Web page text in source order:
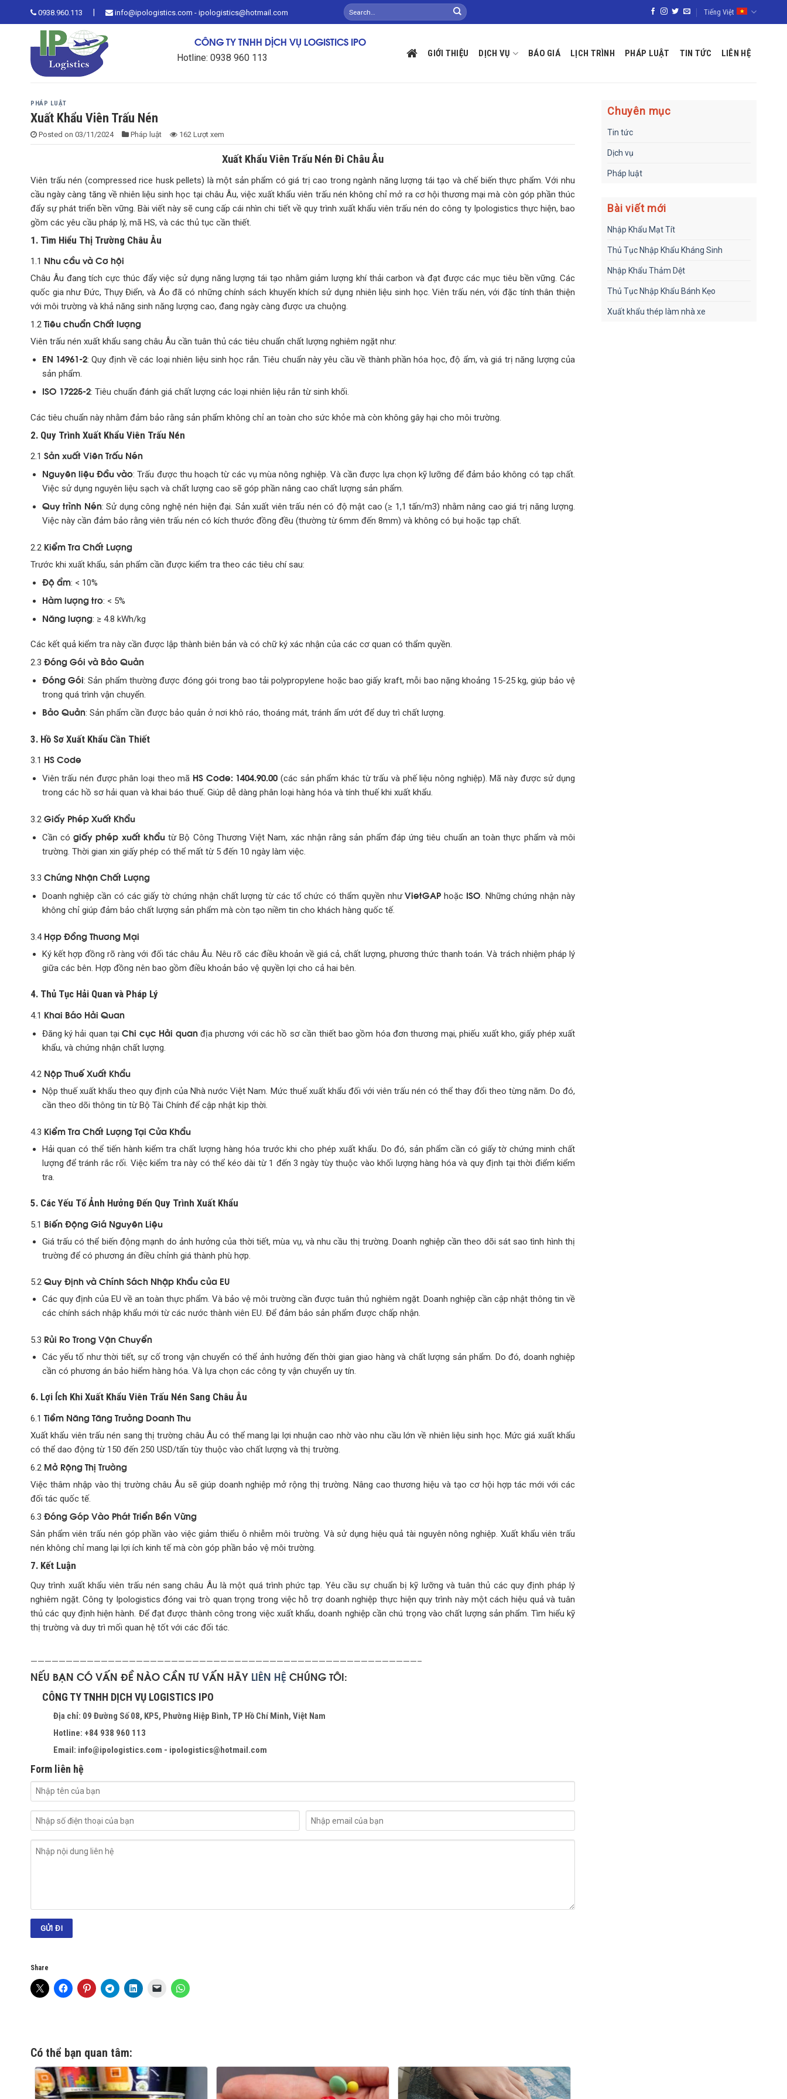
to
0938.960.113 | info@ipologistics.com - ipologistics@hotmail.com Tiếng Việt
CÔNG TY TNHH DỊCH VỤ LOGISTICS IPO
Hotline: 0938 960 113 GIỚI THIỆU DỊCH VỤ BÁO GIÁ LỊCH TRÌNH PHÁP LUẬT TIN TỨC LIÊN HỆ
PHÁP LUẬT
Xuất Khẩu Viên Trấu Nén
Posted on 03/11/2024 Pháp luật 162 Lượt xem
Xuất Khẩu Viên Trấu Nén Đi Châu Âu
Viên trấu nén (compressed rice husk pellets) là một sản phẩm có giá trị cao trong ngành năng lượng tái tạo và chế biến thực phẩm. Với nhu
cầu ngày càng tăng về nhiên liệu sinh học tại châu Âu, việc xuất khẩu viên trấu nén không chỉ mở ra cơ hội thương mại mà còn góp phần thúc
đẩy sự phát triển bền vững. Bài viết này sẽ cung cấp cái nhìn chi tiết về quy trình xuất khẩu viên trấu nén do công ty Ipologistics thực hiện, bao
gồm các yêu cầu pháp lý, mã HS, và các thủ tục cần thiết.
1. Tìm Hiểu Thị Trường Châu Âu
1.1 Nhu cầu và Cơ hội
Châu Âu đang tích cực thúc đẩy việc sử dụng năng lượng tái tạo nhằm giảm lượng khí thải carbon và đạt được các mục tiêu bền vững. Các
quốc gia như Đức, Thụy Điển, và Áo đã có những chính sách khuyến khích sử dụng nhiên liệu sinh học. Viên trấu nén, với đặc tính thân thiện
với môi trường và khả năng sinh năng lượng cao, đang ngày càng được ưa chuộng.
1.2 Tiêu chuẩn Chất lượng
Viên trấu nén xuất khẩu sang châu Âu cần tuân thủ các tiêu chuẩn chất lượng nghiêm ngặt như:
EN 14961-2: Quy định về các loại nhiên liệu sinh học rắn. Tiêu chuẩn này yêu cầu về thành phần hóa học, độ ẩm, và giá trị năng lượng của
sản phẩm.
ISO 17225-2: Tiêu chuẩn đánh giá chất lượng các loại nhiên liệu rắn từ sinh khối.
Các tiêu chuẩn này nhằm đảm bảo rằng sản phẩm không chỉ an toàn cho sức khỏe mà còn không gây hại cho môi trường.
2. Quy Trình Xuất Khẩu Viên Trấu Nén
2.1 Sản xuất Viên Trấu Nén
Nguyên liệu Đầu vào: Trấu được thu hoạch từ các vụ mùa nông nghiệp. Và cần được lựa chọn kỹ lưỡng để đảm bảo không có tạp chất.
Việc sử dụng nguyên liệu sạch và chất lượng cao sẽ góp phần nâng cao chất lượng sản phẩm.
Quy trình Nén: Sử dụng công nghệ nén hiện đại. Sản xuất viên trấu nén có độ mật cao (≥ 1,1 tấn/m3) nhằm nâng cao giá trị năng lượng.
Việc này cần đảm bảo rằng viên trấu nén có kích thước đồng đều (thường từ 6mm đến 8mm) và không có bụi hoặc tạp chất.
2.2 Kiểm Tra Chất Lượng
Trước khi xuất khẩu, sản phẩm cần được kiểm tra theo các tiêu chí sau:
Độ ẩm: < 10%
Hàm lượng tro: < 5%
Năng lượng: ≥ 4.8 kWh/kg
Các kết quả kiểm tra này cần được lập thành biên bản và có chữ ký xác nhận của các cơ quan có thẩm quyền.
2.3 Đóng Gói và Bảo Quản
Đóng Gói: Sản phẩm thường được đóng gói trong bao tải polypropylene hoặc bao giấy kraft, mỗi bao nặng khoảng 15-25 kg, giúp bảo vệ
trong quá trình vận chuyển.
Bảo Quản: Sản phẩm cần được bảo quản ở nơi khô ráo, thoáng mát, tránh ẩm ướt để duy trì chất lượng.
3. Hồ Sơ Xuất Khẩu Cần Thiết
3.1 HS Code
Viên trấu nén được phân loại theo mã HS Code: 1404.90.00 (các sản phẩm khác từ trấu và phế liệu nông nghiệp). Mã này được sử dụng
trong các hồ sơ hải quan và khai báo thuế. Giúp dễ dàng phân loại hàng hóa và tính thuế khi xuất khẩu.
3.2 Giấy Phép Xuất Khẩu
Cần có giấy phép xuất khẩutừ Bộ Công Thương Việt Nam, xác nhận rằng sản phẩm đáp ứng tiêu chuẩn an toàn thực phẩm và môi
trường. Thời gian xin giấy phép có thể mất từ 5 đến 10 ngày làm việc.
3.3 Chứng Nhận Chất Lượng
Doanh nghiệp cần có các giấy tờ chứng nhận chất lượng từ các tổ chức có thẩm quyền nhưVietGAP hoặc ISO. Những chứng nhận này
không chỉ giúp đảm bảo chất lượng sản phẩm mà còn tạo niềm tin cho khách hàng quốc tế.
3.4 Hợp Đồng Thương Mại
Ký kết hợp đồng rõ ràng với đối tác châu Âu. Nêu rõ các điều khoản về giá cả, chất lượng, phương thức thanh toán. Và trách nhiệm pháp lý
giữa các bên. Hợp đồng nên bao gồm điều khoản bảo vệ quyền lợi cho cả hai bên.
4. Thủ Tục Hải Quan và Pháp Lý
4.1 Khai Báo Hải Quan
Đăng ký hải quan tạiChi cục Hải quanđịa phương với các hồ sơ cần thiết bao gồm hóa đơn thương mại, phiếu xuất kho, giấy phép xuất
khẩu, và chứng nhận chất lượng.
4.2 Nộp Thuế Xuất Khẩu
Nộp thuế xuất khẩu theo quy định của Nhà nước Việt Nam. Mức thuế xuất khẩu đối với viên trấu nén có thể thay đổi theo từng năm. Do đó,
cần theo dõi thông tin từ Bộ Tài Chính để cập nhật kịp thời.
4.3 Kiểm Tra Chất Lượng Tại Cửa Khẩu
Hải quan có thể tiến hành kiểm tra chất lượng hàng hóa trước khi cho phép xuất khẩu. Do đó, sản phẩm cần có giấy tờ chứng minh chất
lượng để tránh rắc rối. Việc kiểm tra này có thể kéo dài từ 1 đến 3 ngày tùy thuộc vào khối lượng hàng hóa và quy định tại thời điểm kiểm
tra.
5. Các Yếu Tố Ảnh Hưởng Đến Quy Trình Xuất Khẩu
5.1 Biến Động Giá Nguyên Liệu
Giá trấu có thể biến động mạnh do ảnh hưởng của thời tiết, mùa vụ, và nhu cầu thị trường. Doanh nghiệp cần theo dõi sát sao tình hình thị
trường để có phương án điều chỉnh giá thành phù hợp.
5.2 Quy Định và Chính Sách Nhập Khẩu của EU
Các quy định của EU về an toàn thực phẩm. Và bảo vệ môi trường cần được tuân thủ nghiêm ngặt. Doanh nghiệp cần cập nhật thông tin về
các chính sách nhập khẩu mới từ các nước thành viên EU. Để đảm bảo sản phẩm được chấp nhận.
5.3 Rủi Ro Trong Vận Chuyển
Các yếu tố như thời tiết, sự cố trong vận chuyển có thể ảnh hưởng đến thời gian giao hàng và chất lượng sản phẩm. Do đó, doanh nghiệp
cần có phương án bảo hiểm hàng hóa. Và lựa chọn các công ty vận chuyển uy tín.
6. Lợi Ích Khi Xuất Khẩu Viên Trấu Nén Sang Châu Âu
6.1 Tiềm Năng Tăng Trưởng Doanh Thu
Xuất khẩu viên trấu nén sang thị trường châu Âu có thể mang lại lợi nhuận cao nhờ vào nhu cầu lớn về nhiên liệu sinh học. Mức giá xuất khẩu
có thể dao động từ 150 đến 250 USD/tấn tùy thuộc vào chất lượng và thị trường.
6.2 Mở Rộng Thị Trường
Việc thâm nhập vào thị trường châu Âu sẽ giúp doanh nghiệp mở rộng thị trường. Nâng cao thương hiệu và tạo cơ hội hợp tác mới với các
đối tác quốc tế.
6.3 Đóng Góp Vào Phát Triển Bền Vững
Sản phẩm viên trấu nén góp phần vào việc giảm thiểu ô nhiễm môi trường. Và sử dụng hiệu quả tài nguyên nông nghiệp. Xuất khẩu viên trấu
nén không chỉ mang lại lợi ích kinh tế mà còn góp phần bảo vệ môi trường.
7. Kết Luận
Quy trình xuất khẩu viên trấu nén sang châu Âu là một quá trình phức tạp. Yêu cầu sự chuẩn bị kỹ lưỡng và tuân thủ các quy định pháp lý
nghiêm ngặt. Công ty Ipologistics đóng vai trò quan trọng trong việc hỗ trợ doanh nghiệp thực hiện quy trình này một cách hiệu quả và tuân
thủ các quy định hiện hành. Để đạt được thành công trong việc xuất khẩu, doanh nghiệp cần chú trọng vào chất lượng sản phẩm. Tìm hiểu kỹ
thị trường và duy trì mối quan hệ tốt với các đối tác.
———————————————————————————————————————————————————————–
NẾU BẠN CÓ VẤN ĐỀ NÀO CẦN TƯ VẤN HÃY LIÊN HỆ CHÚNG TÔI:
CÔNG TY TNHH DỊCH VỤ LOGISTICS IPO
Địa chỉ: 09 Đường Số 08, KP5, Phường Hiệp Bình, TP Hồ Chí Minh, Việt Nam
Hotline: +84 938 960 113
Email: info@ipologistics.com - ipologistics@hotmail.com
Form liên hệ
Share
Có thể bạn quan tâm:
Chuyên mục
Tin tức
Dịch vụ
Pháp luật
Bài viết mới
Nhập Khẩu Mạt Tít
Thủ Tục Nhập Khẩu Kháng Sinh
Nhập Khẩu Thảm Dệt
Thủ Tục Nhập Khẩu Bánh Kẹo
Xuất khẩu thép làm nhà xe